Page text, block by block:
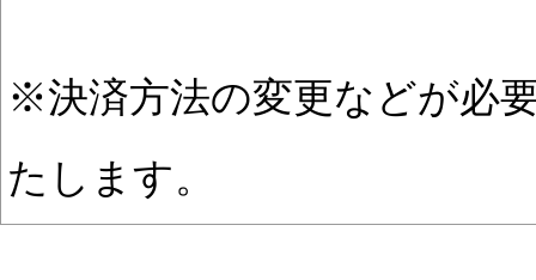
※決済方法の変更などが必
たします。